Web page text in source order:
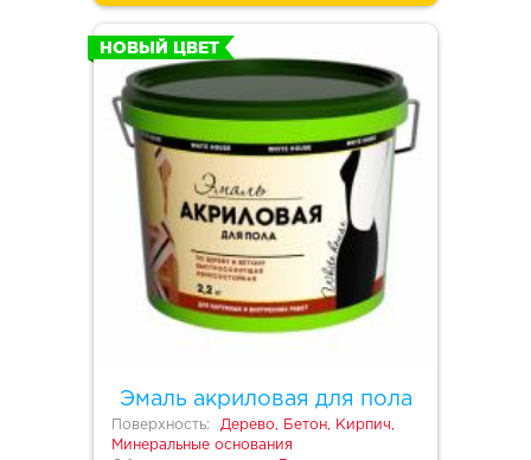
Эмаль акриловая для пола
НОВЫЙ ЦВЕТ
Поверхность:
Дерево, Бетон, Кирпич,
Минеральные основания